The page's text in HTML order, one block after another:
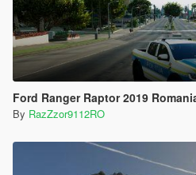
Ford Ranger Raptor 2019
By RazZzor9112RO